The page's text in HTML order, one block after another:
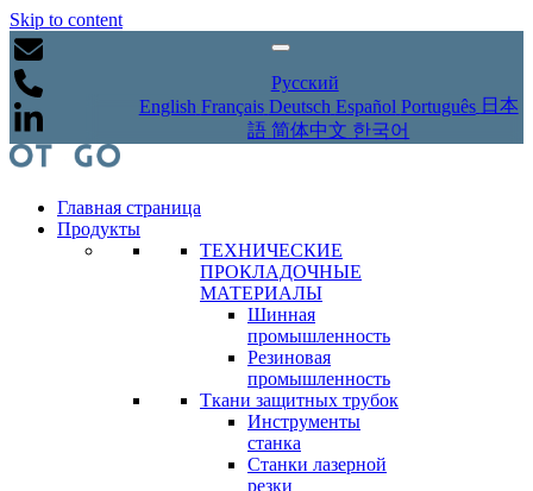
Skip to content
Русский
English Français Deutsch Español Português 日本
語 简体中文 한국어
Главная страница
Продукты
ТЕХНИЧЕСКИЕ
ПРОКЛАДОЧНЫЕ
МАТЕРИАЛЫ
Шинная
промышленность
Резиновая
промышленность
Ткани защитных трубок
Инструменты
станка
Станки лазерной
резки